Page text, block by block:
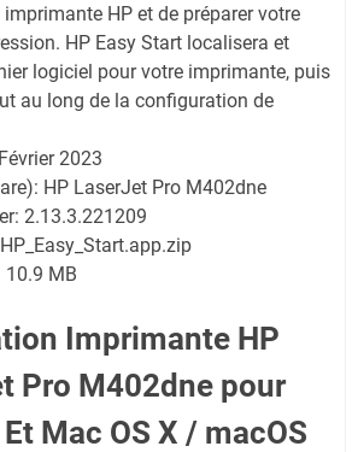
HP et de préparer votre
HP Easy Start localisera et
logiciel pour votre imprimante, puis
au long de la configuration de
2023
HP LaserJet Pro M402dne
2.13.3.221209
10.9 MB
Imprimante HP
Pro M402dne pour
Mac OS X / macOS